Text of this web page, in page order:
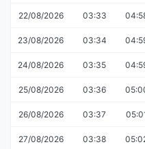
22/08/2026 03:33
23/08/2026 03:34
24/08/2026 03:35
25/08/2026 03:36
26/08/2026 03:37
27/08/2026 03:38